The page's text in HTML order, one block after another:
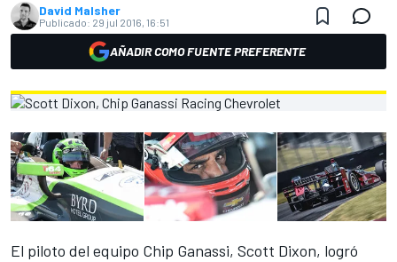
David Malsher
Publicado: 29 jul 2016, 16:51
AÑADIR COMO FUENTE PREFERENTE
El piloto del equipo Chip Ganassi, Scott Dixon, logró